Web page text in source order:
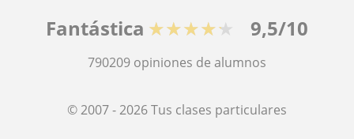
Fantástica ★★★★★ 9,5/10
790209 opiniones de alumnos
© 2007 - 2026 Tus clases particulares